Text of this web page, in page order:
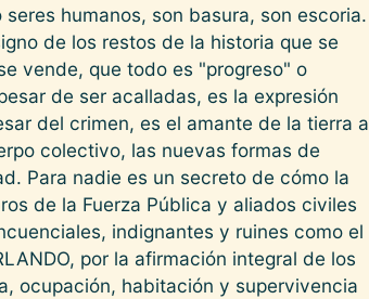
humanos, son basura, son escoria.
de los restos de la historia que se
vende, que todo es "progreso" o
de ser acalladas, es la expresión
del crimen, es el amante de la tierra a
colectivo, las nuevas formas de
Para nadie es un secreto de cómo la
de la Fuerza Pública y aliados civiles
indignantes y ruines como el
por la afirmación integral de los
ocupación, habitación y supervivencia